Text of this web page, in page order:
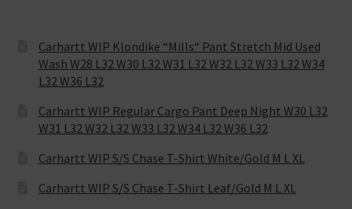
Carhartt WIP Klondike “Mills“ Pant Stretch Mid Used
Wash W28 L32 W30 L32 W31 L32 W32 L32 W33 L32 W34
L32 W36 L32
Carhartt WIP Regular Cargo Pant Deep Night W30 L32
W31 L32 W32 L32 W33 L32 W34 L32 W36 L32
Carhartt WIP S/S Chase T-Shirt White/Gold M L XL
Carhartt WIP S/S Chase T-Shirt Leaf/Gold M L XL